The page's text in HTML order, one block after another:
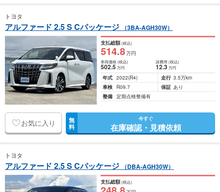
トヨタ
アルファード 2.5 S Cパッケージ （3BA-AGH30W）
支払総額(税込)
514.8万円
車両価格(税込)
502.5万円
諸費用 (税込)
12.3 万円
年式 2022(R4) 走行 3.5万km
車検
R09.7 保証 あり
整備 定期点検整備有
お気に入り 無
料
今すぐ
在庫確認・見積依頼
トヨタ
アルファード 2.5 S Cパッケージ （DBA-AGH30W）
支払総額(税込)